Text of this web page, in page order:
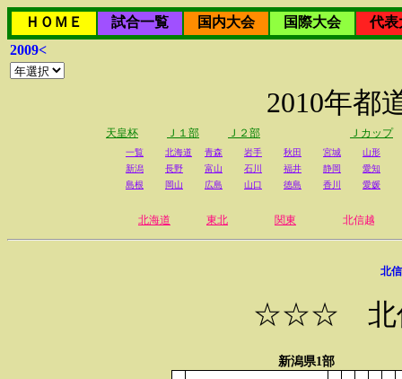
ＨＯＭＥ 試合一覧 国内大会 国際大会
代表
2009<
2010年都
天皇杯 Ｊ１部 Ｊ２部 Ｊカップ
一覧 北海道 青森 岩手 秋田 宮城
山形
新潟
長野 富山 石川 福井 静岡
愛知
島根
岡山 広島 山口 徳島 香川 愛媛
北海道 東北 関東 北信越
北
☆☆☆ 北
新潟県1部